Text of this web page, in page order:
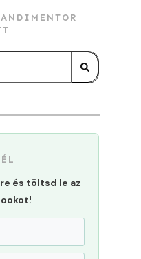
és töltsd le az